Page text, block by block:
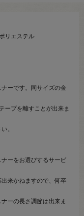
リエステル
ーです。同サイズの金
ープを離すことが出来ま
。
ーをお選びするサービ
来かねますので、何卒
ーの長さ調節は出来ま